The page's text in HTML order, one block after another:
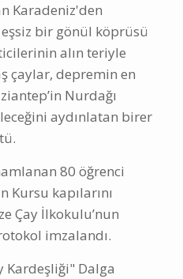
Karadeniz'den
bir gönül köprüsü
alın teriyle
çaylar, depremin en
Nurdağı
aydınlatan birer
80 öğrenci
Kursu kapılarını
Çay İlkokulu’nun
imzalandı.
Kardeşliği" Dalga